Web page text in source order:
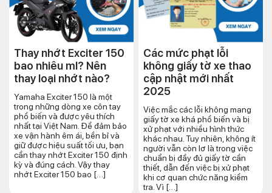
Thay nhớt Exciter 150
bao nhiêu ml? Nên
thay loại nhớt nào?
Yamaha Exciter 150 là một
trong những dòng xe côn tay
phổ biến và được yêu thích
nhất tại Việt Nam. Để đảm bảo
xe vận hành êm ái, bền bỉ và
giữ được hiệu suất tối ưu, bạn
cần thay nhớt Exciter 150 định
kỳ và đúng cách. Vậy thay
nhớt Exciter 150 bao […]
Các mức phạt lỗi
không giấy tờ xe thao
cập nhật mới nhất
2025
Việc mắc các lỗi không mang
giấy tờ xe khá phổ biến và bị
xử phạt với nhiều hình thức
khác nhau. Tuy nhiên, không ít
người vẫn còn lơ là trong việc
chuẩn bị đầy đủ giấy tờ cần
thiết, dẫn đến việc bị xử phạt
khi cơ quan chức năng kiểm
tra. Vì […]